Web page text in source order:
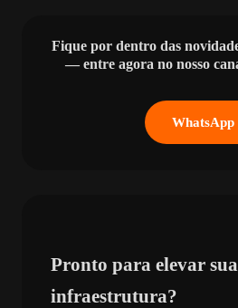
Fique por dentro das
— entre agora no nosso
WhatsApp
Pronto para elevar sua
infraestrutura?